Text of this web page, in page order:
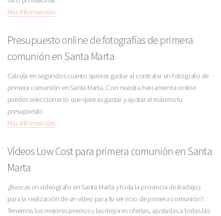
Más Información
Presupuesto online de fotografías de primera
comunión en Santa Marta
Calcula en segundos cuánto quieres gastar al contratar un fotógrafo de
primera comunión en Santa Marta. Con nuestra herramienta online
puedes seleccionar lo que quieras gastar y ajustar al máximo tu
presupuesto.
Más Información
Vídeos Low Cost para primera comunión en Santa
Marta
¿Buscas un videógrafo en Santa Marta y toda la provincia de Badajoz
para la realización de un vídeo para tu servicio de primera comunión?
Tenemos los mejores precios y las mejores ofertas, ajustadas a todas las